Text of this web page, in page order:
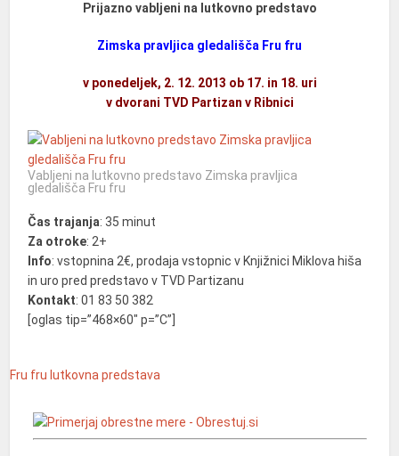
Prijazno vabljeni na lutkovno predstavo
Zimska pravljica gledališča Fru fru
v ponedeljek, 2. 12. 2013 ob 17. in 18. uri
v dvorani TVD Partizan v Ribnici
Vabljeni na lutkovno predstavo Zimska pravljica
gledališča Fru fru
Čas trajanja: 35 minut
Za otroke: 2+
Info: vstopnina 2€, prodaja vstopnic v Knjižnici Miklova hiša
in uro pred predstavo v TVD Partizanu
Kontakt: 01 83 50 382
[oglas tip=”468×60″ p=”C”]
Fru fru lutkovna predstava